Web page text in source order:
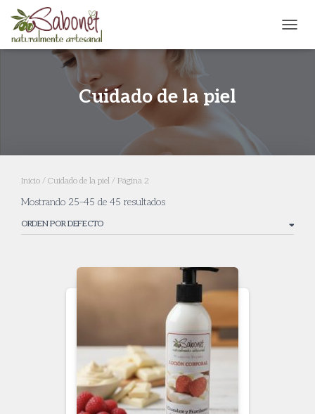
Cuidado de la piel
Inicio / Cuidado de la piel / Página 2
Mostrando 25–45 de 45 resultados